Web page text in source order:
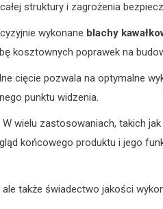
struktury i zagrożenia
wykonane blachy
kosztownych poprawek na
cięcie pozwala na optymalne
punktu widzenia.
W wielu zastosowaniach, takich
końcowego produktu i jego
także świadectwo jakości